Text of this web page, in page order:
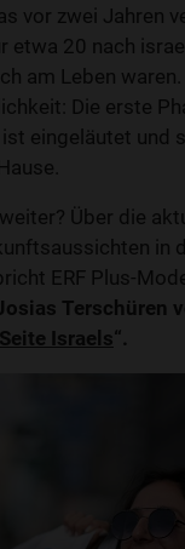
vor zwei Jahren
etwa 20 nach
am Leben waren.
Die erste
eingeläutet und
Über die
in
ERF Plus-
Terschüren
Israels“.